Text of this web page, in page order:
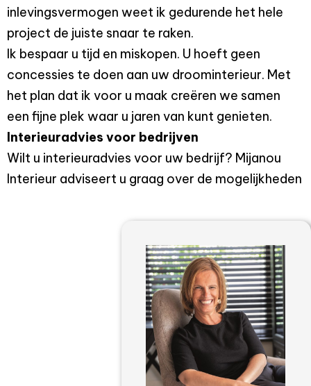
inlevingsvermogen weet ik gedurende het hele
project de juiste snaar te raken.
Ik bespaar u tijd en miskopen. U hoeft geen
concessies te doen aan uw droominterieur. Met
het plan dat ik voor u maak creëren we samen
een fijne plek waar u jaren van kunt genieten.
Interieuradvies voor bedrijven
Wilt u interieuradvies voor uw bedrijf? Mijanou
Interieur adviseert u graag over de mogelijkheden